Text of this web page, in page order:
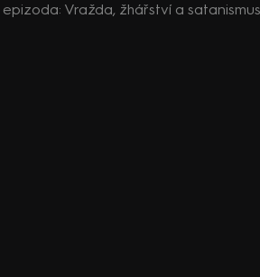
epizoda: Vražda, žhářství a satanismus